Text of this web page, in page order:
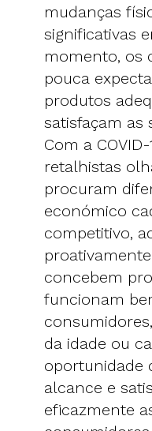
mudanças
significativas
momento, os
pouca
produtos
satisfaçam as
Com a
retalhistas
procuram
económico
competitivo,
concebem
funcionam
da idade ou
oportunidade
alcance e
eficazmente